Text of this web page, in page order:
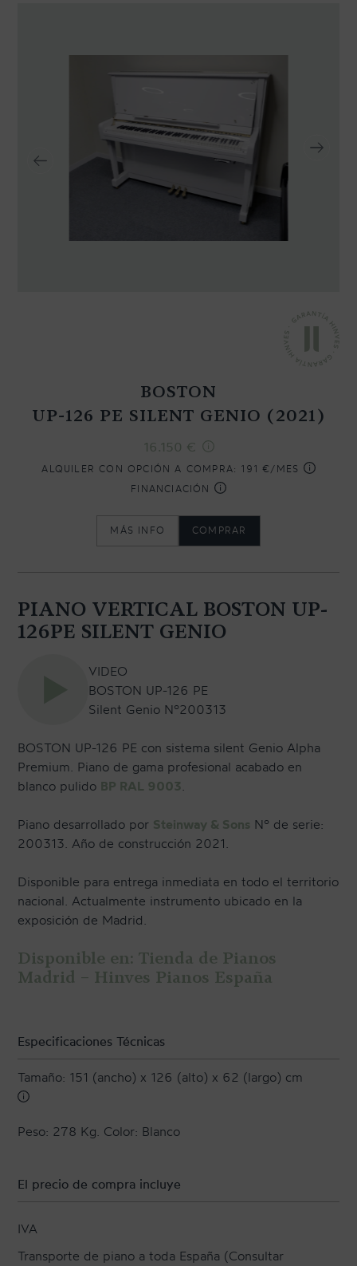
SISTEMA SILENT
NOSOTROS
HISTORIA
MEDIOS
CONTACTO
NEWSLETTER
BOSTON
UP-126 PE SILENT GENIO (2021)
16.150 €
ALQUILER CON OPCIÓN A COMPRA: 191 €/MES
FINANCIACIÓN
MÁS INFO COMPRAR
PIANO VERTICAL BOSTON UP-
126PE SILENT GENIO
VIDEO
BOSTON UP-126 PE
Silent Genio Nº200313
BOSTON UP-126 PE con sistema silent Genio Alpha
Premium. Piano de gama profesional acabado en
blanco pulido BP RAL 9003.
Piano desarrollado por Steinway & Sons Nº de serie:
200313. Año de construcción 2021.
Disponible para entrega inmediata en todo el territorio
nacional. Actualmente instrumento ubicado en la
exposición de Madrid.
Disponible en: Tienda de Pianos
Madrid – Hinves Pianos España
Especificaciones Técnicas
Tamaño: 151 (ancho) x 126 (alto) x 62 (largo) cm
Peso: 278 Kg. Color: Blanco
El precio de compra incluye
IVA
Transporte de piano a toda España (Consultar